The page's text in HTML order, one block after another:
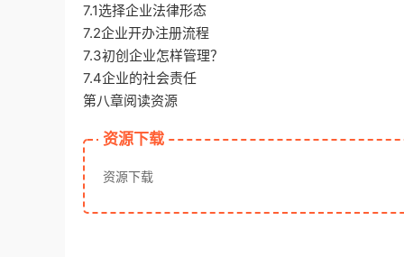
7.1选择企业法律形态
7.2企业开办注册流程
7.3初创企业怎样管理？
7.4企业的社会责任
第八章阅读资源
资源下载
资源下载